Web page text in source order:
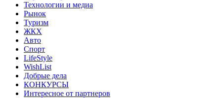
Технологии и медиа
Рынок
Туризм
ЖКХ
Авто
Спорт
LifeStyle
WishList
Добрые дела
КОНКУРСЫ
Интересное от партнеров